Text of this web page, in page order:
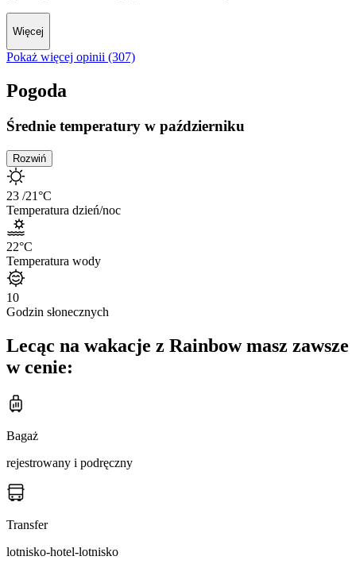
Więcej
Pokaż więcej opinii (307)
Pogoda
Średnie temperatury w październiku
Rozwiń
23 /21°C
Temperatura dzień/noc
22°C
Temperatura wody
10
Godzin słonecznych
Lecąc na wakacje z Rainbow masz zawsze
w cenie:
Bagaż
rejestrowany i podręczny
Transfer
lotnisko-hotel-lotnisko